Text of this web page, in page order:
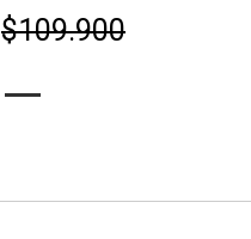
$109.900